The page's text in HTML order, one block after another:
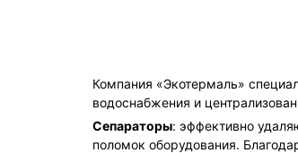
Компания «Экотермаль»
водоснабжения и
Сепараторы: эффективно
поломок оборудования.